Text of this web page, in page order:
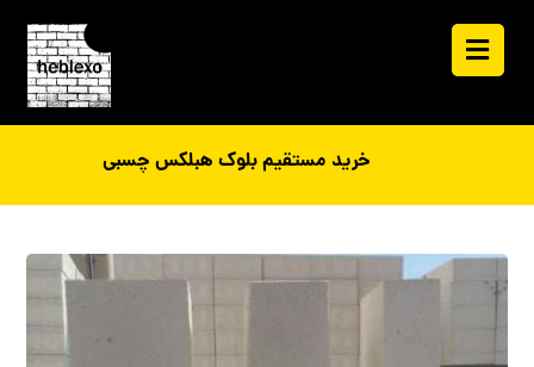
خرید مستقیم بلوک هبلکس چسبی